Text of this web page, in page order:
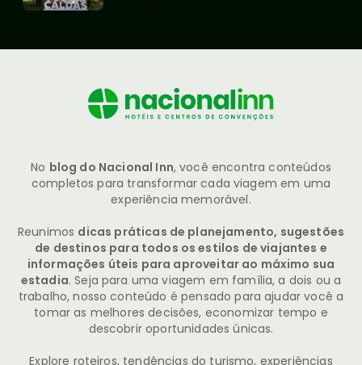
No blog do Nacional Inn, você encontra conteúdos
completos para transformar cada viagem em uma
experiência memorável.
Reunimos dicas práticas de planejamento, sugestões
de destinos para todos os estilos de viajantes e
informações úteis para aproveitar ao máximo sua
estadia. Seja para uma viagem em família, a dois ou a
trabalho, nosso conteúdo é pensado para ajudar você a
tomar as melhores decisões, economizar tempo e
descobrir oportunidades únicas.
Explore roteiros, tendências do turismo, experiências